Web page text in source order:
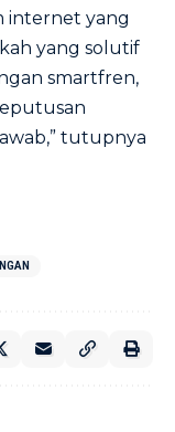
internet yang
yang solutif
smartfren,
tutupnya